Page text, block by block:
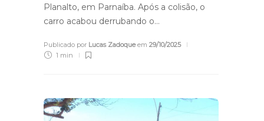
Planalto, em Parnaíba. Após a colisão, o
carro acabou derrubando o…
Publicado por Lucas Zadoqueem 29/10/2025
1 min